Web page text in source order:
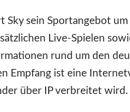
Sky sein Sportangebot
Live-Spielen
rund um den
Empfang ist eine
über IP verbreitet wird.